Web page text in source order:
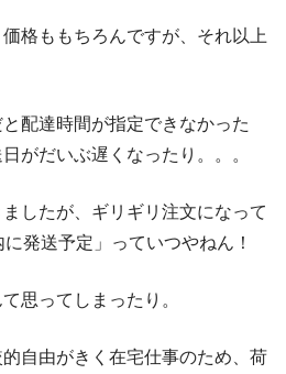
格ももちろんですが、それ以上
と配達時間が指定できなかった
がだいぶ遅くなったり。。。
したが、ギリギリ注文になって
発送予定」っていつやねん！
思ってしまったり。
自由がきく在宅仕事のため、荷